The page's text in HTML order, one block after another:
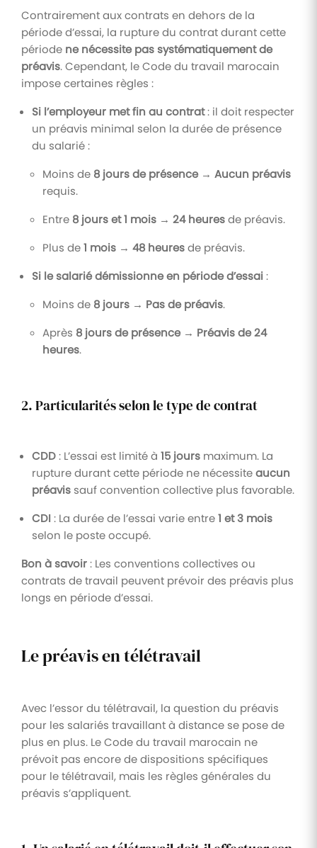
Contrairement aux contrats en dehors de la
période d’essai, la rupture du contrat durant cette
période ne nécessite pas systématiquement de
préavis. Cependant, le Code du travail marocain
impose certaines règles :
Si l’employeur met fin au contrat: il doit respecter
un préavis minimal selon la durée de présence
du salarié :
Moins de 8 jours de présence→ Aucun préavis
requis.
Entre 8 jours et 1 mois → 24 heuresde préavis.
Plus de1 mois → 48 heuresde préavis.
Si le salarié démissionne en période d’essai:
Moins de 8 jours → Pas de préavis.
Après 8 jours de présence→ Préavis de 24
heures.
2. Particularités selon le type de contrat
CDD: L’essai est limité à 15 jours maximum. La
rupture durant cette période ne nécessiteaucun
préavis sauf convention collective plus favorable.
CDI : La durée de l’essai varie entre1 et 3 mois
selon le poste occupé.
Bon à savoir: Les conventions collectives ou
contrats de travail peuvent prévoir des préavis plus
longs en période d’essai.
Le préavis en télétravail
Avec l’essor du télétravail, la question du préavis
pour les salariés travaillant à distance se pose de
plus en plus. Le Code du travail marocain ne
prévoit pas encore de dispositions spécifiques
pour le télétravail, mais les règles générales du
préavis s’appliquent.